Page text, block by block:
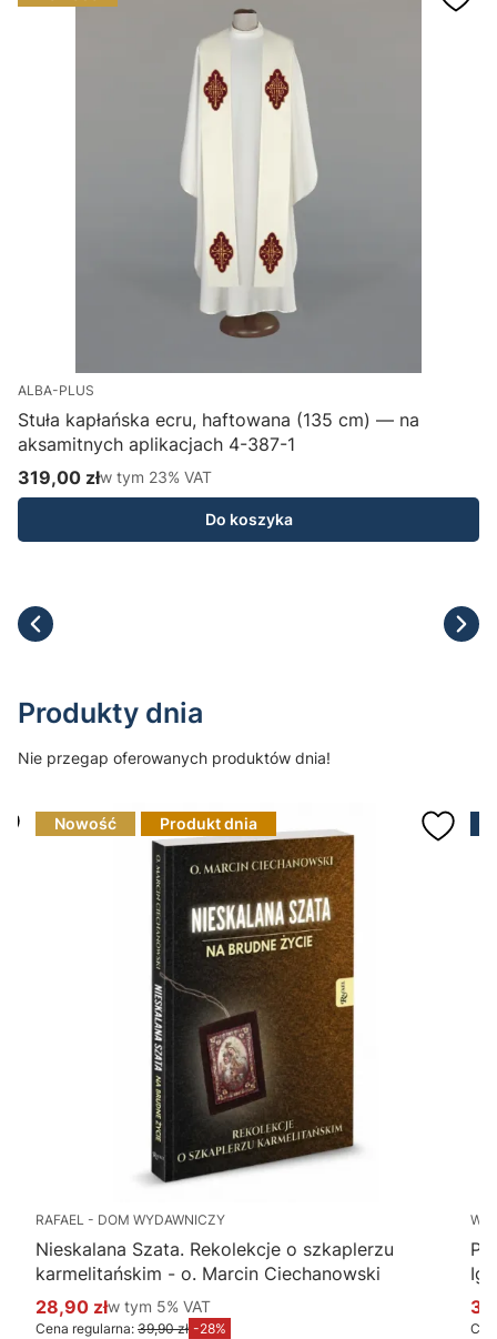
ALBA-PLUS
Stuła kapłańska ecru, haftowana (135 cm) — na
aksamitnych aplikacjach 4-387-1
Cena brutto
319,00 złw tym %s VAT
w tym 23% VAT
Do koszyka
Produkty dnia
Nie przegap oferowanych produktów dnia!
Nowość Produkt dnia
RAFAEL - DOM WYDAWNICZY
Nieskalana Szata. Rekolekcje o szkaplerzu
karmelitańskim - o. Marcin Ciechanowski
Cena promocyjna brutto
28,90 złw tym %s VAT
w tym 5% VAT
Cena regularna: 39,90 zł -28%